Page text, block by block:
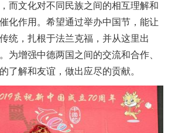
而文化对不同民族之间的相互理解和
化作用。希望通过举办中国节，能让
统，扎根于法兰克福，并从这里出
为增强中德两国之间的交流和合作、
了解和友谊，做出应尽的贡献。